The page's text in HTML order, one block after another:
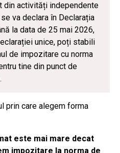
din activități independente
va declara în Declarația
la data de 25 mai 2026,
unice, poți stabili
de impozitare cu norma
tine din punct de
prin care alegem forma
este mai mare decat
impozitare la norma de